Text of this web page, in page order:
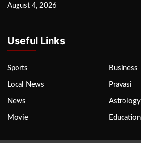
August 4, 2026
Useful Links
Sports Business
Local News Pravasi
News Astrology
Movie Education